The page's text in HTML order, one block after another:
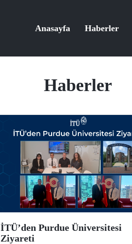
Anasayfa Haberler
Haberler
İTÜ’den Purdue Üniversitesi
Ziyareti